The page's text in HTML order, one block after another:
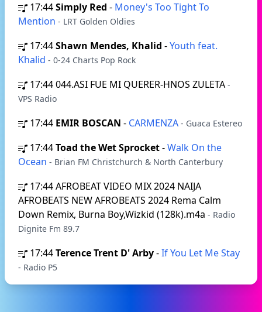
17:44Simply Red - Money's Too Tight To
Mention - LRT Golden Oldies
17:44Shawn Mendes, Khalid -Youth feat.
Khalid - 0-24 Charts Pop Rock
17:44044.ASI FUE MI QUERER-HNOS ZULETA -
VPS Radio
17:44 EMIR BOSCAN - CARMENZA - Guaca Estereo
17:44Toad the Wet Sprocket-Walk On the
Ocean - Brian FM Christchurch & North Canterbury
17:44AFROBEAT VIDEO MIX 2024 NAIJA
AFROBEATS NEW AFROBEATS 2024 Rema Calm
Down Remix, Burna Boy,Wizkid (128k).m4a - Radio
Dignite Fm 89.7
17:44Terence Trent D' Arby-If You Let Me Stay
- Radio P5